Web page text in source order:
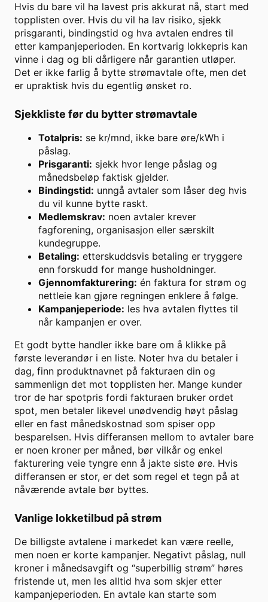
Hvis du bare vil ha lavest pris akkurat nå, start med
topplisten over. Hvis du vil ha lav risiko, sjekk
prisgaranti, bindingstid og hva avtalen endres til
etter kampanjeperioden. En kortvarig lokkepris kan
vinne i dag og bli dårligere når garantien utløper.
Det er ikke farlig å bytte strømavtale ofte, men det
er upraktisk hvis du egentlig ønsket ro.
Sjekkliste før du bytter strømavtale
Totalpris: se kr/mnd, ikke bare øre/kWh i
påslag.
Prisgaranti: sjekk hvor lenge påslag og
månedsbeløp faktisk gjelder.
Bindingstid: unngå avtaler som låser deg hvis
du vil kunne bytte raskt.
Medlemskrav: noen avtaler krever
fagforening, organisasjon eller særskilt
kundegruppe.
Betaling: etterskuddsvis betaling er tryggere
enn forskudd for mange husholdninger.
Gjennomfakturering: én faktura for strøm og
nettleie kan gjøre regningen enklere å følge.
Kampanjeperiode: les hva avtalen flyttes til
når kampanjen er over.
Et godt bytte handler ikke bare om å klikke på
første leverandør i en liste. Noter hva du betaler i
dag, finn produktnavnet på fakturaen din og
sammenlign det mot topplisten her. Mange kunder
tror de har spotpris fordi fakturaen bruker ordet
spot, men betaler likevel unødvendig høyt påslag
eller en fast månedskostnad som spiser opp
besparelsen. Hvis differansen mellom to avtaler bare
er noen kroner per måned, bør vilkår og enkel
fakturering veie tyngre enn å jakte siste øre. Hvis
differansen er stor, er det som regel et tegn på at
nåværende avtale bør byttes.
Vanlige lokketilbud på strøm
De billigste avtalene i markedet kan være reelle,
men noen er korte kampanjer. Negativt påslag, null
kroner i månedsavgift og “superbillig strøm” høres
fristende ut, men les alltid hva som skjer etter
kampanjeperioden. En avtale kan starte som